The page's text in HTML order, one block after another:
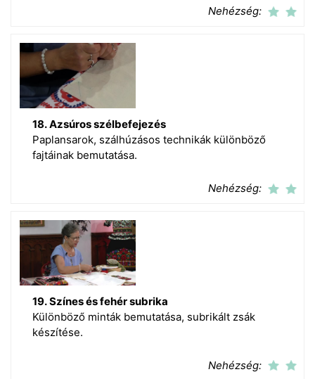
Nehézség:
18. Azsúros szélbefejezés
Paplansarok, szálhúzásos technikák különböző
fajtáinak bemutatása.
Nehézség:
19. Színes és fehér subrika
Különböző minták bemutatása, subrikált zsák
készítése.
Nehézség: